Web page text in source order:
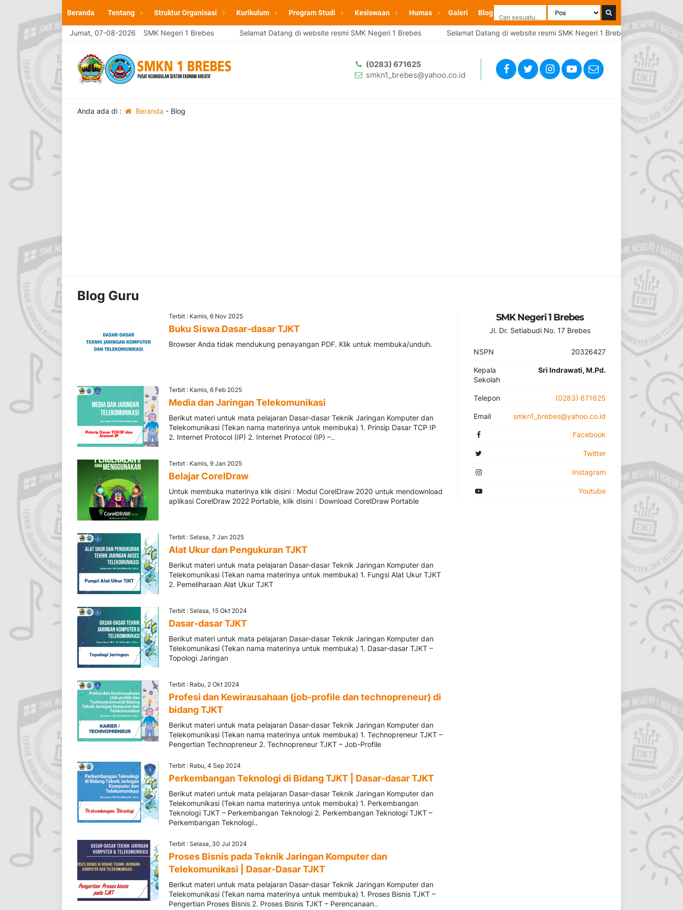
Beranda Tentang Struktur Organisasi Kurikulum Program Studi Kesiswaan Humas Galeri Blog
Jumat, 07-08-2026
Selamat Datang di website resmi SMK Negeri 1 Brebes Selamat Datang di website resmi SMK Negeri 1 Brebes Selamat Datang di website resmi SMK Negeri 1 Brebes Selamat
(0283) 671625
smkn1_brebes@yahoo.co.id
Anda ada di : Beranda - Blog
Blog Guru
Terbit : Kamis, 6 Nov 2025
Buku Siswa Dasar-dasar TJKT
Browser Anda tidak mendukung penayangan PDF. Klik untuk membuka/unduh.
Terbit : Kamis, 6 Feb 2025
Media dan Jaringan Telekomunikasi
Berikut materi untuk mata pelajaran Dasar-dasar Teknik Jaringan Komputer dan
Telekomunikasi (Tekan nama materinya untuk membuka) 1. Prinsip Dasar TCP IP
2. Internet Protocol (IP) 2. Internet Protocol (IP) –..
Terbit : Kamis, 9 Jan 2025
Belajar CorelDraw
Untuk membuka materinya klik disini : Modul CorelDraw 2020 untuk mendownload
aplikasi CorelDraw 2022 Portable, klik disini : Download CorelDraw Portable
Terbit : Selasa, 7 Jan 2025
Alat Ukur dan Pengukuran TJKT
Berikut materi untuk mata pelajaran Dasar-dasar Teknik Jaringan Komputer dan
Telekomunikasi (Tekan nama materinya untuk membuka) 1. Fungsi Alat Ukur TJKT
2. Pemeliharaan Alat Ukur TJKT
Terbit : Selasa, 15 Okt 2024
Dasar-dasar TJKT
Berikut materi untuk mata pelajaran Dasar-dasar Teknik Jaringan Komputer dan
Telekomunikasi (Tekan nama materinya untuk membuka) 1. Dasar-dasar TJKT –
Topologi Jaringan
Terbit : Rabu, 2 Okt 2024
Profesi dan Kewirausahaan (job-profile dan technopreneur) di
bidang TJKT
Berikut materi untuk mata pelajaran Dasar-dasar Teknik Jaringan Komputer dan
Telekomunikasi (Tekan nama materinya untuk membuka) 1. Technopreneur TJKT –
Pengertian Technopreneur 2. Technopreneur TJKT – Job-Profile
Terbit : Rabu, 4 Sep 2024
Perkembangan Teknologi di Bidang TJKT | Dasar-dasar TJKT
Berikut materi untuk mata pelajaran Dasar-dasar Teknik Jaringan Komputer dan
Telekomunikasi (Tekan nama materinya untuk membuka) 1. Perkembangan
Teknologi TJKT – Perkembangan Teknologi 2. Perkembangan Teknologi TJKT –
Perkembangan Teknologi..
Terbit : Selasa, 30 Jul 2024
Proses Bisnis pada Teknik Jaringan Komputer dan
Telekomunikasi | Dasar-Dasar TJKT
Berikut materi untuk mata pelajaran Dasar-dasar Teknik Jaringan Komputer dan
Telekomunikasi (Tekan nama materinya untuk membuka) 1. Proses Bisnis TJKT –
Pengertian Proses Bisnis 2. Proses Bisnis TJKT – Perencanaan..
SMK Negeri 1 Brebes
Jl. Dr. Setiabudi No. 17 Brebes
NSPN 20326427
Kepala
Sekolah
Sri Indrawati, M.Pd.
Telepon (0283) 671625
Email smkn1_brebes@yahoo.co.id
Facebook
Twitter
Instagram
Youtube